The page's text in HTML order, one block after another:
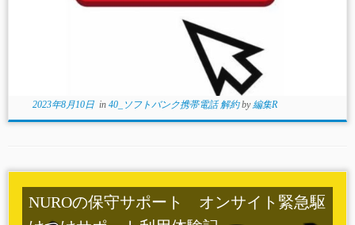
2023年8月10日in 40_ソフトバンク携帯電話 解約by編集R
NUROの保守サポート オンサイト緊急駆